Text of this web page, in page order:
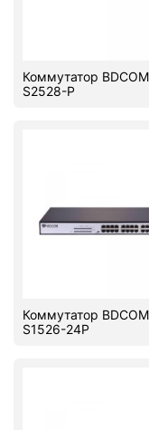
Коммутатор BDCOM
S2528-P
Коммутатор BDCOM
S1526-24P